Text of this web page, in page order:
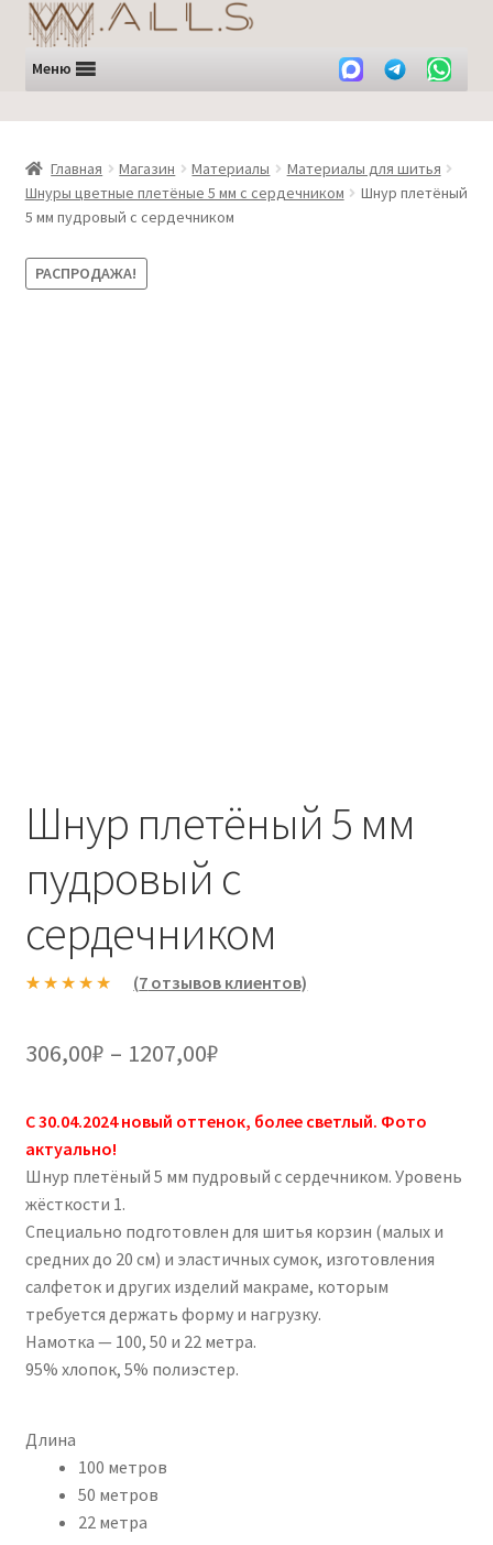
Перейти
к
навигации
Перейти
к
содержимому
Меню
Главная Магазин Материалы
Материалы для шитья
Шнуры цветные плетёные 5 мм с сердечником
Шнур плетёный
5 мм пудровый с сердечником
РАСПРОДАЖА!
Шнур плетёный 5 мм
пудровый с
сердечником
основе
пользовател
ей
(7 отзывов клиентов)
306,00₽ – 1207,00₽Диапазон
306,00₽
–
C 30.04.2024 новый оттенок, более светлый. Фото
актуально!
Шнур плетёный 5 мм пудровый с сердечником. Уровень
жёсткости 1.
Специально подготовлен для шитья корзин (малых и
средних до 20 см) и эластичных сумок, изготовления
салфеток и других изделий макраме, которым
требуется держать форму и нагрузку.
Намотка — 100, 50 и 22 метра.
95% хлопок, 5% полиэстер.
Длина
100 метров
50 метров
22 метра